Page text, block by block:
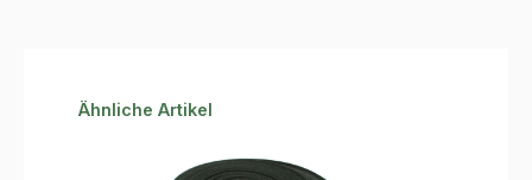
Produktgalerie überspringen
Ähnliche Artikel